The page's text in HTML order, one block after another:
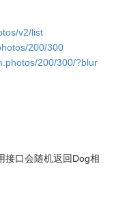
v2/list
200/300
200/300/?blur
接口会随机返回Dog相